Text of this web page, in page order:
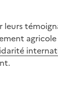
agricole